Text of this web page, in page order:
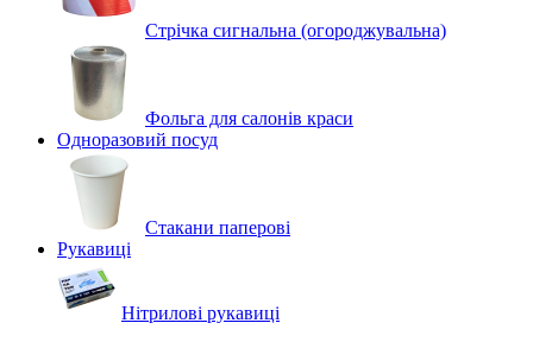
Стрічка сигнальна (огороджувальна)
Фольга для салонів краси
Одноразовий посуд
Стакани паперові
Рукавиці
Нітрилові рукавиці